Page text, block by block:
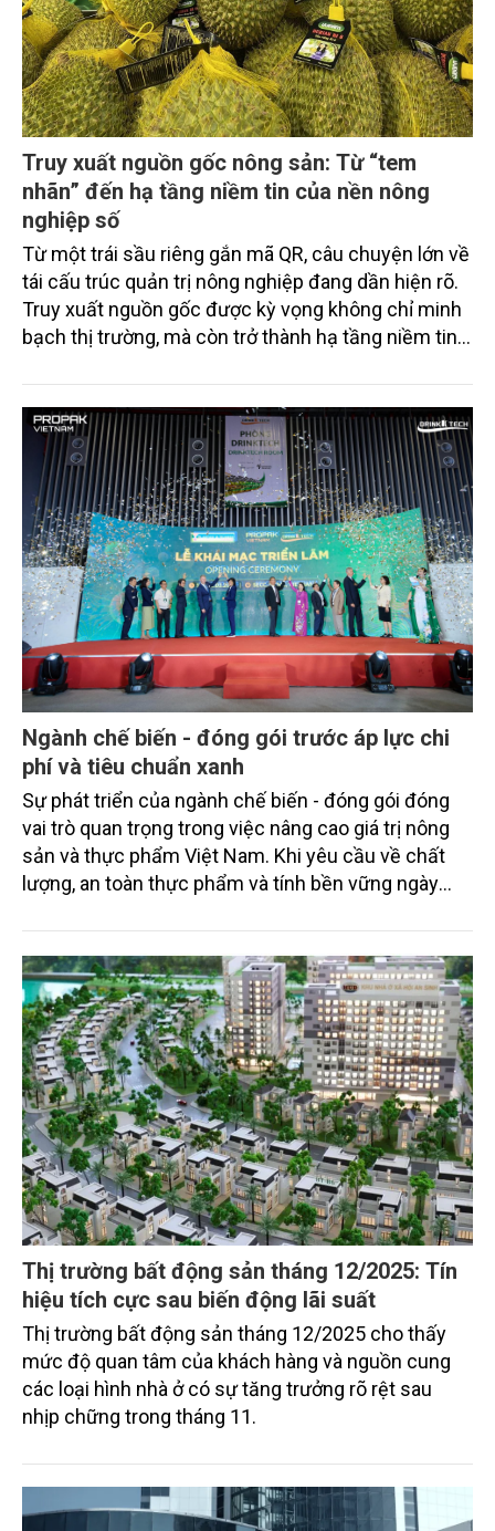
Truy xuất nguồn gốc nông sản: Từ “tem
nhãn” đến hạ tầng niềm tin của nền nông
nghiệp số
Từ một trái sầu riêng gắn mã QR, câu chuyện lớn về
tái cấu trúc quản trị nông nghiệp đang dần hiện rõ.
Truy xuất nguồn gốc được kỳ vọng không chỉ minh
bạch thị trường, mà còn trở thành hạ tầng niềm tin
Ngành chế biến - đóng gói trước áp lực chi
phí và tiêu chuẩn xanh
Sự phát triển của ngành chế biến - đóng gói đóng
vai trò quan trọng trong việc nâng cao giá trị nông
sản và thực phẩm Việt Nam. Khi yêu cầu về chất
lượng, an toàn thực phẩm và tính bền vững ngày
dụng công nghệ xử lý, đóng gói và vật liệu thân
thiện môi trường nhằm tối ưu sản xuất, giảm lãng
phí và đáp ứng các tiêu chuẩn của thị trường quốc
tế.
Thị trường bất động sản tháng 12/2025: Tín
hiệu tích cực sau biến động lãi suất
Thị trường bất động sản tháng 12/2025 cho thấy
mức độ quan tâm của khách hàng và nguồn cung
các loại hình nhà ở có sự tăng trưởng rõ rệt sau
nhịp chững trong tháng 11.